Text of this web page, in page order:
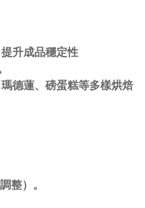
升成品穩定性
德蓮、磅蛋糕等多樣烘焙
整） 。